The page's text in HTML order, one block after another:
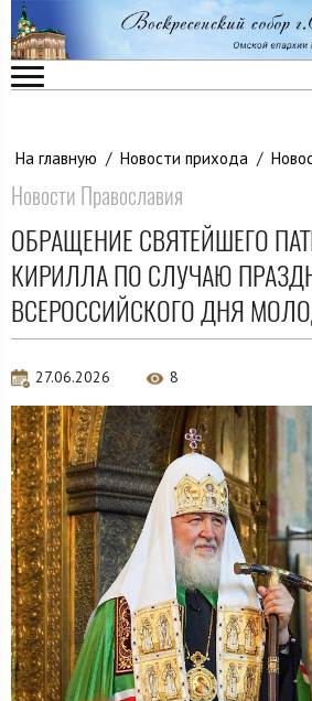
На главную / Новости прихода /
Новости Православия
ОБРАЩЕНИЕ СВЯТЕЙШЕГО
КИРИЛЛА ПО СЛУЧАЮ
ВСЕРОССИЙСКОГО ДНЯ
27.06.2026 8